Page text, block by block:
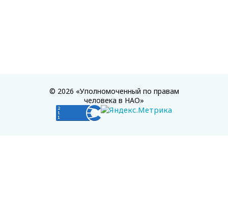
© 2026 «Уполномоченный по правам
человека в НАО»